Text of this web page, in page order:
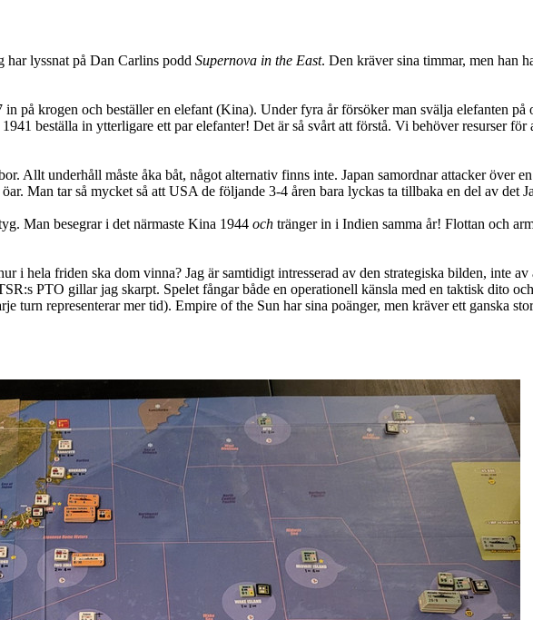
har lyssnat på Dan Carlins podd Supernova in the East. Den kräver sina timmar, men han
på krogen och beställer en elefant (Kina). Under fyra år försöker man svälja elefanten på
beställa in ytterligare ett par elefanter! Det är så svårt att förstå. Vi behöver resurser
Allt underhåll måste åka båt, något alternativ finns inte. Japan samordnar attacker över
Man tar så mycket så att USA de följande 3-4 åren bara lyckas ta tillbaka en del av det
Man besegrar i det närmaste Kina 1944 och tränger in i Indien samma år! Flottan och
i hela friden ska dom vinna? Jag är samtidigt intresserad av den strategiska bilden, inte
PTO gillar jag skarpt. Spelet fångar både en operationell känsla med en taktisk dito
turn representerar mer tid). Empire of the Sun har sina poänger, men kräver ett ganska